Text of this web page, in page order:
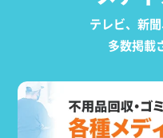
テレビ、新
多数掲載